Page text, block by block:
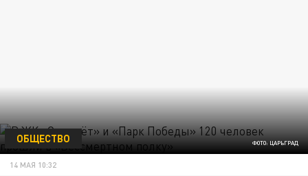
ФОТО: ЦАРЬГРАД
ОБЩЕСТВО
14 МАЯ 10:32